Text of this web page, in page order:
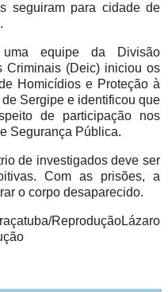
seguiram para cidade de
equipe da Divisão
Criminais (Deic) iniciou os
Homicídios e Proteção à
Sergipe e identificou que
de participação nos
Segurança Pública.
de investigados deve ser
Com as prisões, a
o corpo desaparecido.
ReproduçãoLázaro